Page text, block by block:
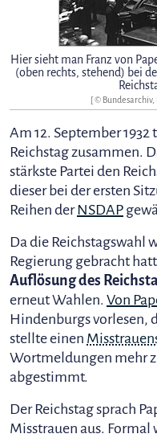
Hier sieht man Franz von
(oben rechts, stehend) bei
[ © Bundesarchiv,
Am 12. September 1932
Reichstag zusammen.
stärkste Partei den
dieser bei der ersten
Reihen derNSDAP
Da die Reichstagswahl
Regierung gebracht
Auflösung des
erneut Wahlen. Von
Hindenburgs vorlesen,
stellte einen
Wortmeldungen mehr
abgestimmt.
Der Reichstag sprach
Misstrauen aus. Formal